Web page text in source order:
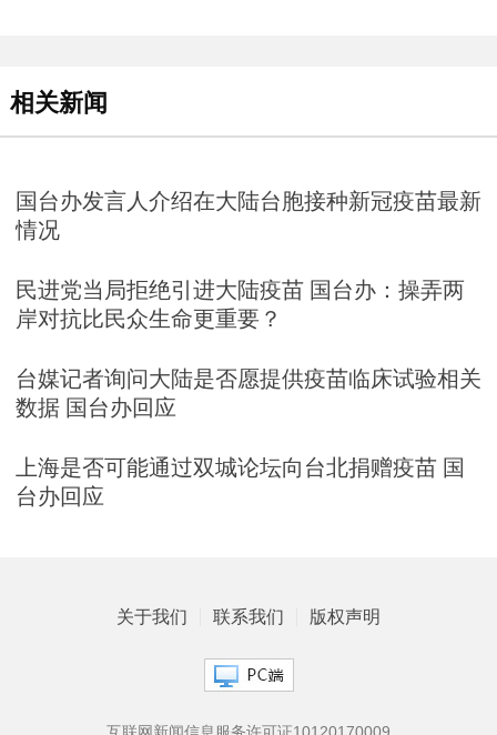
相关新闻
国台办发言人介绍在大陆台胞接种新冠疫苗最新
情况
民进党当局拒绝引进大陆疫苗 国台办：操弄两
岸对抗比民众生命更重要？
台媒记者询问大陆是否愿提供疫苗临床试验相关
数据 国台办回应
上海是否可能通过双城论坛向台北捐赠疫苗 国
台办回应
关于我们 联系我们 版权声明